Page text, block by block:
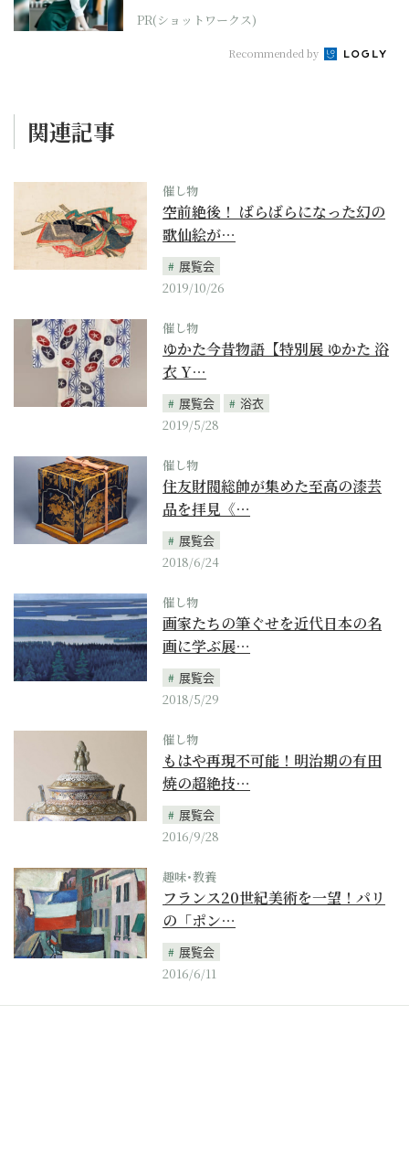
PR(ショットワークス)
Recommended by
関連記事
催し物
空前絶後！ ばらばらになった幻の
歌仙絵が…
展覧会
2019/10/26
催し物
ゆかた今昔物語【特別展 ゆかた 浴
衣 Y…
展覧会
浴衣
2019/5/28
催し物
住友財閥総帥が集めた至高の漆芸
品を拝見《…
展覧会
2018/6/24
催し物
画家たちの筆ぐせを近代日本の名
画に学ぶ展…
展覧会
2018/5/29
催し物
もはや再現不可能！明治期の有田
焼の超絶技…
展覧会
2016/9/28
趣味･教養
フランス20世紀美術を一望！パリ
の「ポン…
展覧会
2016/6/11